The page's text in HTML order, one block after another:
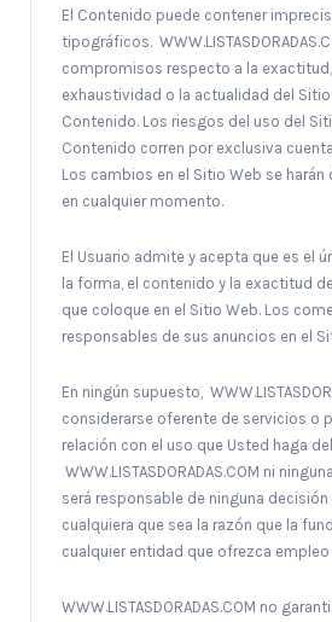
El Contenido puede contener
tipográficos.
compromisos respecto a la exactitud,
exhaustividad o la actualidad del
Contenido. Los riesgos del uso del
Contenido corren por exclusiva
Los cambios en el Sitio Web se
en cualquier momento.
El Usuario admite y acepta que es el
la forma, el contenido y la exactitud
que coloque en el Sitio Web. Los
responsables de sus anuncios en el
En ningún supuesto,
considerarse oferente de servicios o
relación con el uso que Usted haga
WWW.LISTASDORADAS.COM ni
será responsable de ninguna decisión
cualquiera que sea la razón que la
cualquier entidad que ofrezca empleo
WWW.LISTASDORADAS.COM no